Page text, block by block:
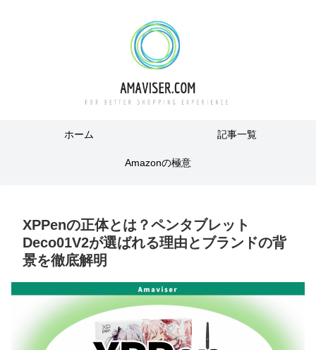
ホーム 記事一覧
Amazonの極意
XPPenの正体とは？ペンタブレット
Deco01V2が選ばれる理由とブランドの背
景を徹底解明